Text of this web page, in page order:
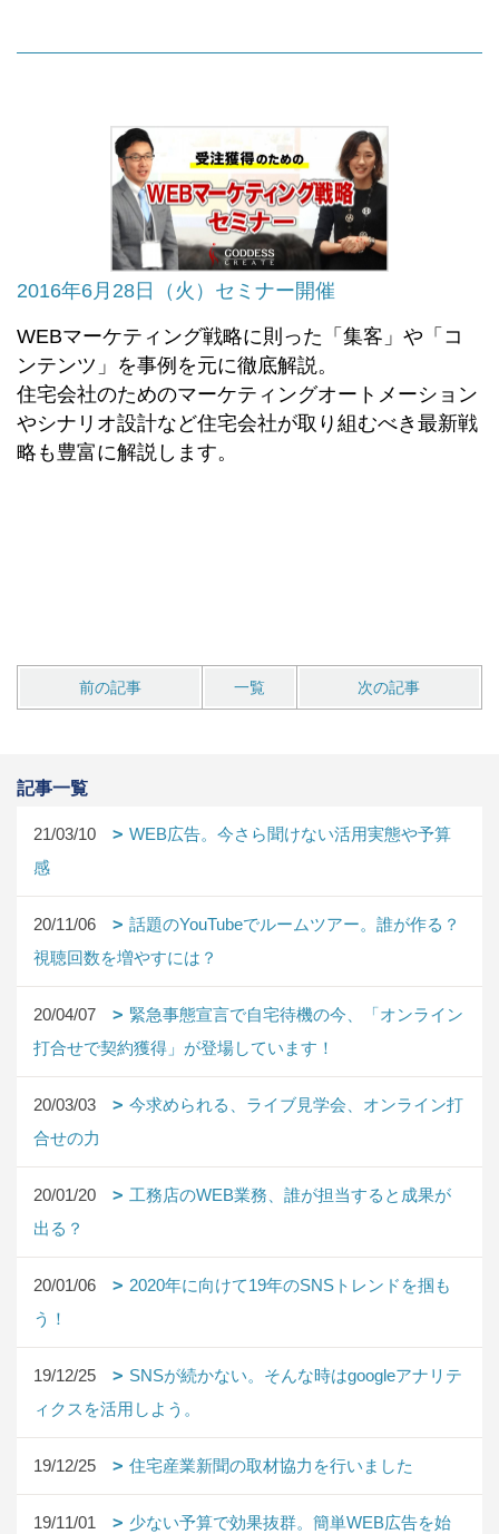
2016年6月28日（火）セミナー開催
WEBマーケティング戦略に則った「集客」や「コ
ンテンツ」を事例を元に徹底解説。
住宅会社のためのマーケティングオートメーション
やシナリオ設計など住宅会社が取り組むべき最新戦
略も豊富に解説します。
前の記事 一覧 次の記事
記事一覧
21/03/10
WEB広告。今さら聞けない活用実態や予算
感
20/11/06
話題のYouTubeでルームツアー。誰が作る？
視聴回数を増やすには？
20/04/07
緊急事態宣言で自宅待機の今、「オンライン
打合せで契約獲得」が登場しています！
20/03/03
今求められる、ライブ見学会、オンライン打
合せの力
20/01/20
工務店のWEB業務、誰が担当すると成果が
出る？
20/01/06
2020年に向けて19年のSNSトレンドを掴も
う！
19/12/25
SNSが続かない。そんな時はgoogleアナリテ
ィクスを活用しよう。
19/12/25 住宅産業新聞の取材協力を行いました
19/11/01
少ない予算で効果抜群。簡単WEB広告を始